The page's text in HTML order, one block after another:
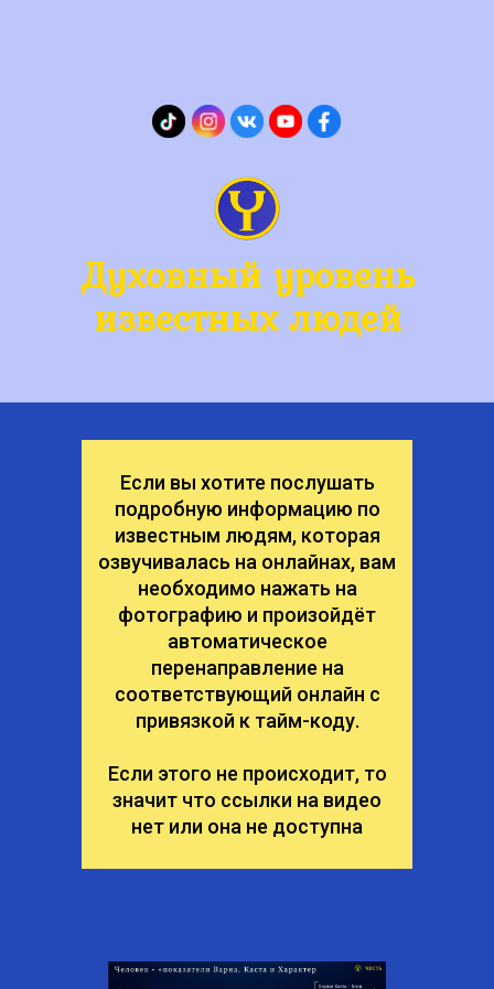
Духовный уровень
известных людей
Если вы хотите послушать
подробную информацию по
известным людям, которая
озвучивалась на онлайнах, вам
необходимо нажать на
фотографию и произойдёт
автоматическое
перенаправление на
соответствующий онлайн с
привязкой к тайм-коду.
Если этого не происходит, то
значит что ссылки на видео
нет или она не доступна